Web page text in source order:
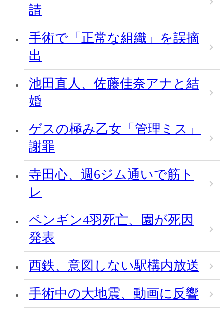
請
手術で「正常な組織」を誤摘
出
池田直人、佐藤佳奈アナと結
婚
ゲスの極み乙女「管理ミス」
謝罪
寺田心、週6ジム通いで筋ト
レ
ペンギン4羽死亡、園が死因
発表
西鉄、意図しない駅構内放送
手術中の大地震、動画に反響